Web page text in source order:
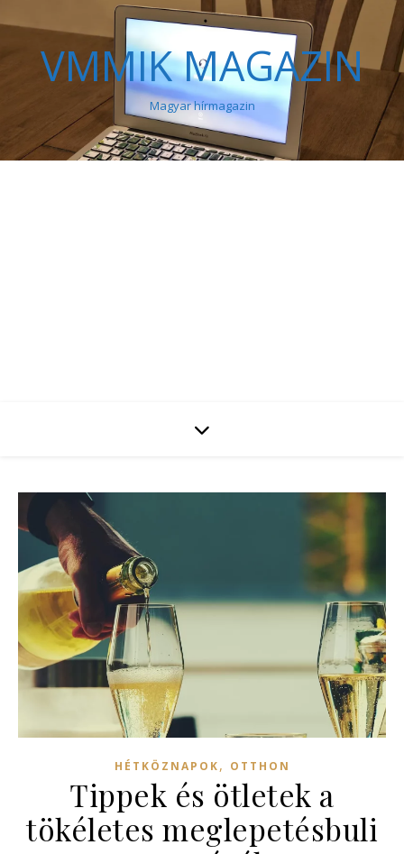
VMMIK MAGAZIN
Magyar hírmagazin
HÉTKÖZNAPOK, OTTHON
Tippek és ötletek a
tökéletes meglepetésbuli